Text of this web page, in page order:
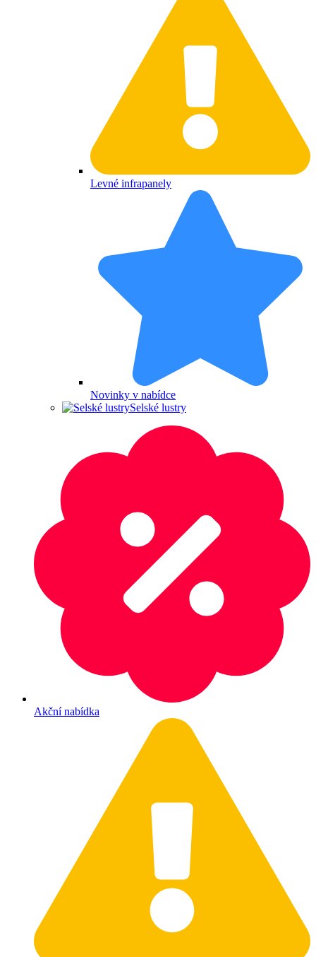
Levné infrapanely
Novinky v nabídce
Selské lustry
Akční nabídka